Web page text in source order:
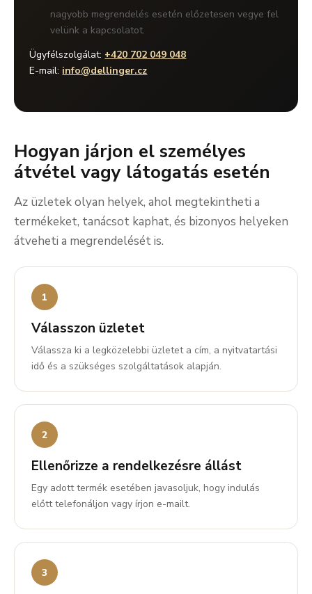
nagyobb megrendelés esetén előzetesen vegye fel
velünk a kapcsolatot.
Ügyfélszolgálat: +420 702 049 048
E-mail: info@dellinger.cz
Hogyan járjon el személyes
átvétel vagy látogatás esetén
Az üzletek olyan helyek, ahol megtekintheti a
termékeket, tanácsot kaphat, és bizonyos helyeken
átveheti a megrendelését is.
Válasszon üzletet
Válassza ki a legközelebbi üzletet a cím, a nyitvatartási
idő és a szükséges szolgáltatások alapján.
Ellenőrizze a rendelkezésre állást
Egy adott termék esetében javasoljuk, hogy indulás
előtt telefonáljon vagy írjon e-mailt.